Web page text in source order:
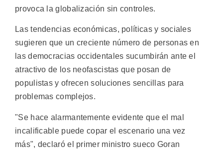
provoca la globalización sin controles.
Las tendencias económicas, políticas y sociales
sugieren que un creciente número de personas en
las democracias occidentales sucumbirán ante el
atractivo de los neofascistas que posan de
populistas y ofrecen soluciones sencillas para
problemas complejos.
"Se hace alarmantemente evidente que el mal
incalificable puede copar el escenario una vez
más", declaró el primer ministro sueco Goran